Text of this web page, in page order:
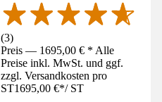
(3)
Preis — 1695,00 € * Alle
Preise inkl. MwSt. und ggf.
zzgl. Versandkosten pro
ST1695,00 €*/ ST